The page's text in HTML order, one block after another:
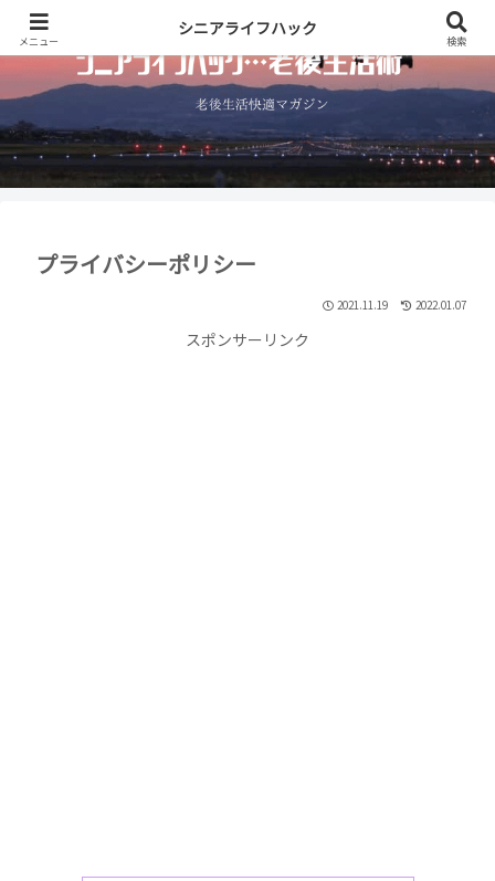
プライバシーポリシー
2021.11.19 2022.01.07
スポンサーリンク
メニュー
シニアライフハック
検索